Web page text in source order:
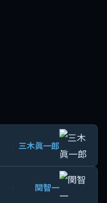
三木眞一郎
関智一